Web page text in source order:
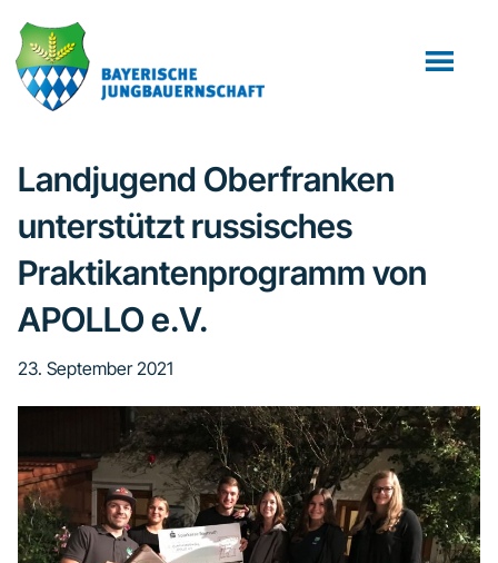
Inhalt
springen
Seitenspalte
springen
Fußzeile
springen
Landjugend Oberfranken
unterstützt russisches
Praktikantenprogramm von
APOLLO e.V.
23. September 2021